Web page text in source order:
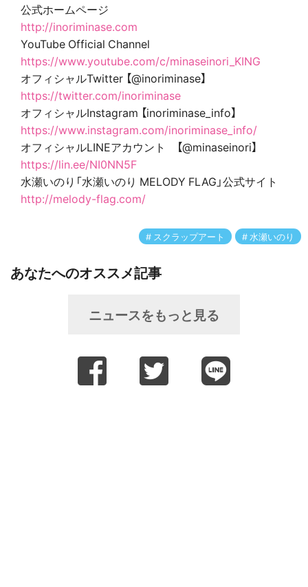
公式ホームページ
http://inoriminase.com
YouTube Official Channel
https://www.youtube.com/c/minaseinori_KING
オフィシャルTwitter 【@inoriminase】
https://twitter.com/inoriminase
オフィシャルInstagram 【inoriminase_info】
https://www.instagram.com/inoriminase_info/
オフィシャルLINEアカウント 【@minaseinori】
https://lin.ee/NI0NN5F
水瀬いのり「水瀬いのり MELODY FLAG」公式サイト
http://melody-flag.com/
スクラップアート 水瀬いのり
あなたへのオススメ記事
ニュースをもっと見る